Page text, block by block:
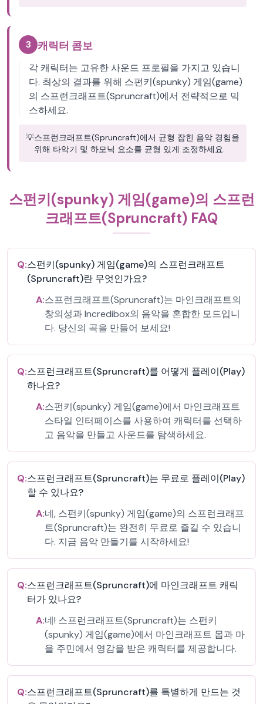
3 캐릭터 콤보
각 캐릭터는 고유한 사운드 프로필을 가지고 있습니
다. 최상의 결과를 위해 스펀키(spunky) 게임(game)
의 스프런크래프트(Spruncraft)에서 전략적으로 믹
스하세요.
💡스프런크래프트(Spruncraft)에서 균형 잡힌 음악 경험을
위해 타악기 및 하모닉 요소를 균형 있게 조정하세요.
스펀키(spunky) 게임(game)의 스프런
크래프트(Spruncraft) FAQ
Q:스펀키(spunky) 게임(game)의 스프런크래프트
(Spruncraft)란 무엇인가요?
A:스프런크래프트(Spruncraft)는 마인크래프트의
창의성과 Incredibox의 음악을 혼합한 모드입니
다. 당신의 곡을 만들어 보세요!
Q:스프런크래프트(Spruncraft)를 어떻게 플레이(Play)
하나요?
A:스펀키(spunky) 게임(game)에서 마인크래프트
스타일 인터페이스를 사용하여 캐릭터를 선택하
고 음악을 만들고 사운드를 탐색하세요.
Q:스프런크래프트(Spruncraft)는 무료로 플레이(Play)
할 수 있나요?
A:네, 스펀키(spunky) 게임(game)의 스프런크래프
트(Spruncraft)는 완전히 무료로 즐길 수 있습니
다. 지금 음악 만들기를 시작하세요!
Q:스프런크래프트(Spruncraft)에 마인크래프트 캐릭
터가 있나요?
A:네! 스프런크래프트(Spruncraft)는 스펀키
(spunky) 게임(game)에서 마인크래프트 몹과 마
을 주민에서 영감을 받은 캐릭터를 제공합니다.
Q:스프런크래프트(Spruncraft)를 특별하게 만드는 것